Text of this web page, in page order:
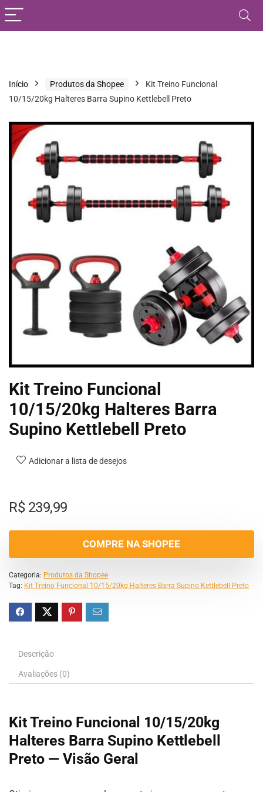
Início Produtos da Shopee
Kit Treino Funcional
10/15/20kg Halteres Barra Supino Kettlebell Preto
Kit Treino Funcional
10/15/20kg Halteres Barra
Supino Kettlebell Preto
Adicionar a lista de desejos
R$239,99
COMPRE NA SHOPEE
Categoria: Produtos da Shopee
Tag: Kit Treino Funcional 10/15/20kg Halteres Barra Supino Kettlebell Preto
Descrição
Avaliações (0)
Kit Treino Funcional 10/15/20kg
Halteres Barra Supino Kettlebell
Preto — Visão Geral